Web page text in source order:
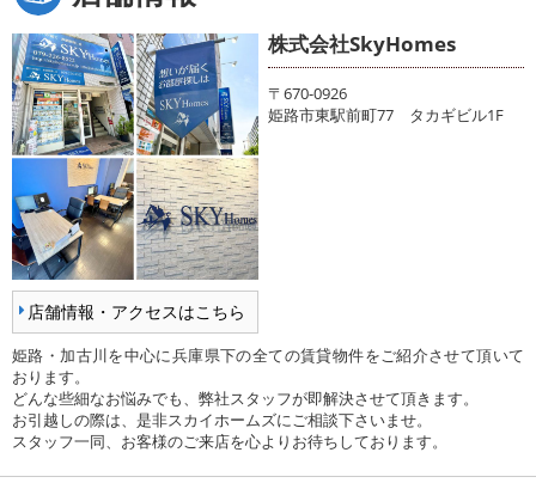
店舗情報・アクセスはこちら
株式会社SkyHomes
〒670-0926
姫路市東駅前町77 タカギビル1F
姫路・加古川を中心に兵庫県下の全ての賃貸物件をご紹介させて頂いて
おります。
どんな些細なお悩みでも、弊社スタッフが即解決させて頂きます。
お引越しの際は、是非スカイホームズにご相談下さいませ。
スタッフ一同、お客様のご来店を心よりお待ちしております。